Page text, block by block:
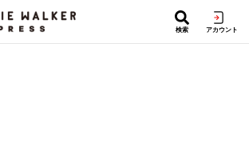
検索 アカウント